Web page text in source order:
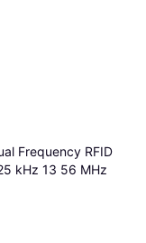
Frequency RFID
kHz 13 56 MHz